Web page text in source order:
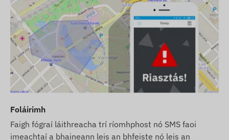
Foláirimh
Faigh fógraí láithreacha trí ríomhphost nó SMS faoi
imeachtaí a bhaineann leis an bhfeiste nó leis an